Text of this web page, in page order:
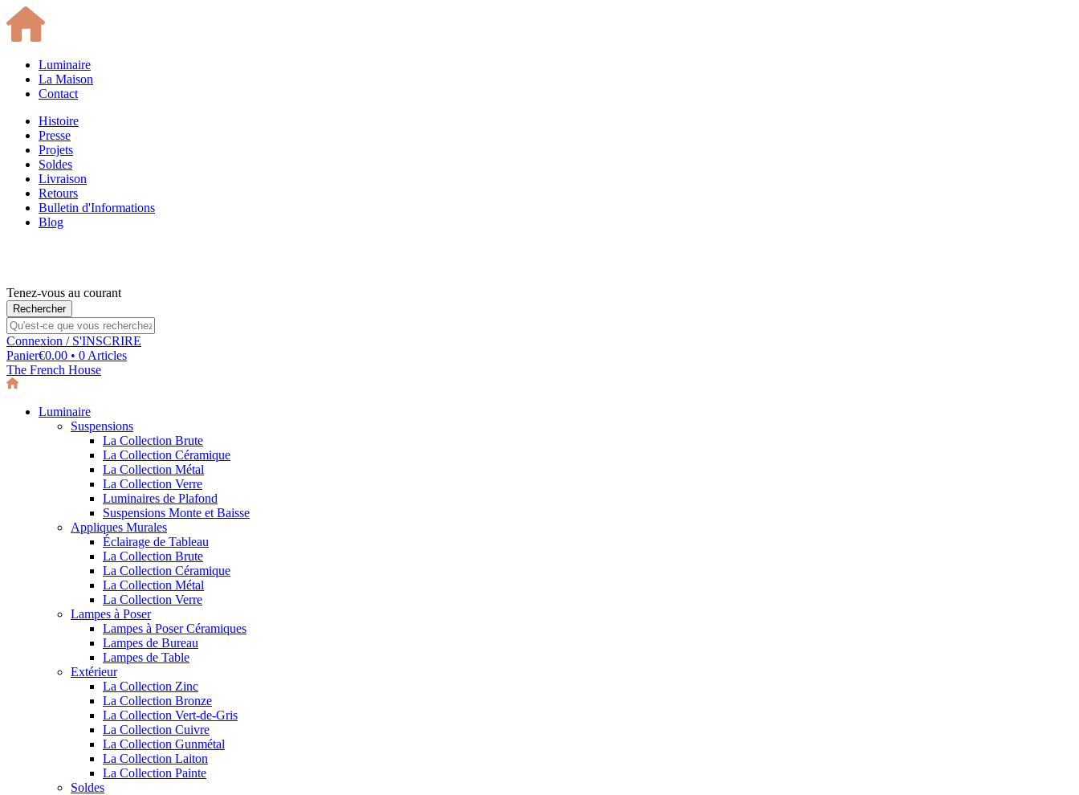
Luminaire
La Maison
Contact
Histoire
Presse
Projets
Soldes
Livraison
Retours
Bulletin d'Informations
Blog
Tenez-vous au courant
Connexion / S'INSCRIRE
Panier€0.00 • 0 Articles
The French House
Luminaire
Suspensions
La Collection Brute
La Collection Céramique
La Collection Métal
La Collection Verre
Luminaires de Plafond
Suspensions Monte et Baisse
Appliques Murales
Éclairage de Tableau
La Collection Brute
La Collection Céramique
La Collection Métal
La Collection Verre
Lampes à Poser
Lampes à Poser Céramiques
Lampes de Bureau
Lampes de Table
Extérieur
La Collection Zinc
La Collection Bronze
La Collection Vert-de-Gris
La Collection Cuivre
La Collection Gunmétal
La Collection Laiton
La Collection Painte
Soldes